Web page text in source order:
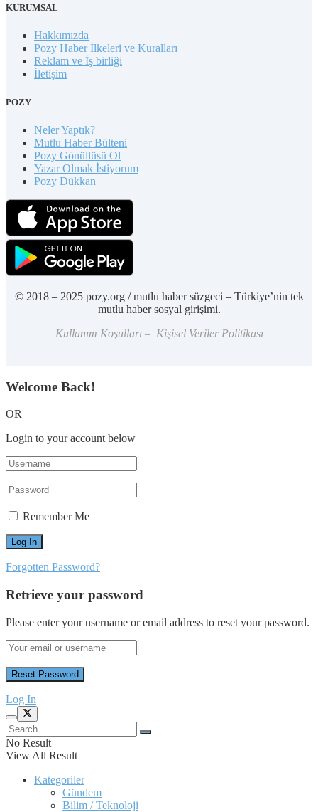
KURUMSAL
Hakkımızda
Pozy Haber İlkeleri ve Kuralları
Reklam ve İş birliği
İletişim
POZY
Neler Yaptık?
Mutlu Haber Bülteni
Pozy Gönüllüsü Ol
Yazar Olmak İstiyorum
Pozy Dükkan
© 2018 – 2025 pozy.org / mutlu haber süzgeci – Türkiye’nin tek
mutlu haber sosyal girişimi.
Kullanım Koşulları – Kişisel Veriler Politikası
Welcome Back!
OR
Login to your account below
Remember Me
Forgotten Password?
Retrieve your password
Please enter your username or email address to reset your password.
Log In
No Result
View All Result
Kategoriler
Gündem
Bilim / Teknoloji